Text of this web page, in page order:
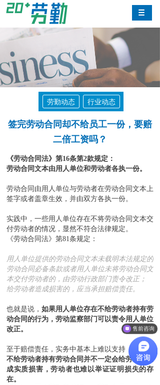
劳勤动态 行业动态
签完劳动合同却不给员工一份，要赔
二倍工资吗？
《劳动合同法》第16条第2款规定：
劳动合同文本由用人单位和劳动者各执一份。
劳动合同由用人单位与劳动者在劳动合同文本上
签字或者盖章生效，并由双方各执一份。
实践中，一些用人单位存在不将劳动合同文本交
付劳动者的情况，显然不符合法律规定。
《劳动合同法》第81条规定：
用人单位提供的劳动合同文本未载明本法规定的
劳动合同必备条款或者用人单位未将劳动合同文
本交付劳动者的，由劳动行政部门责令改正；
给劳动者造成损害的，应当承担赔偿责任。
也就是说， 如果用人单位存在不给劳动者持有劳
动合同的行为，劳动监察部门可以责令用人单位
改正。
至于赔偿责任，实务中基本上难以支持，
主要是
不给劳动者持有劳动合同并不一定会给劳动者造
成实质损害，劳动者也难以举证证明损失的存
在。
售前咨询